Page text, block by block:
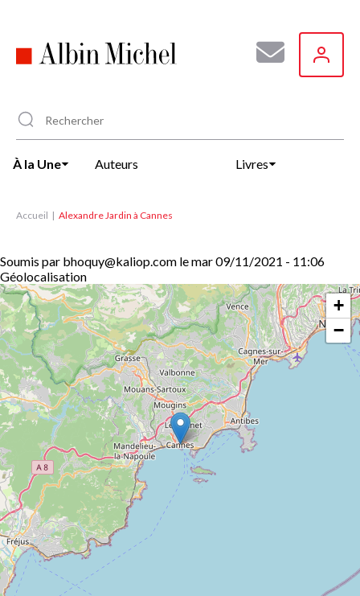
principal
À la Une Auteurs Livres
Accueil Alexandre Jardin à Cannes
Soumis par bhoquy@kaliop.com lemar 09/11/2021 - 11:06
Géolocalisation
+
−